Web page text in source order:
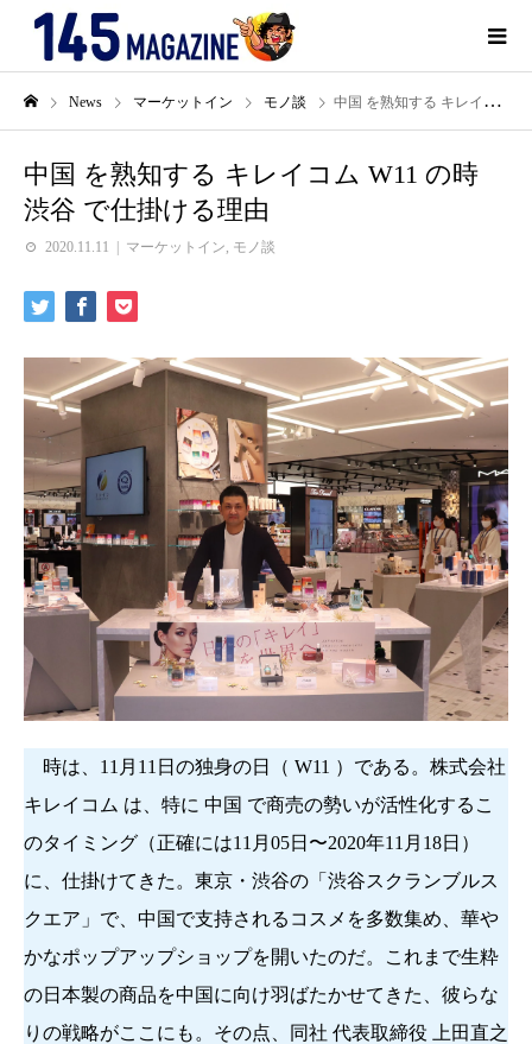
News マーケットイン モノ談 中国 を熟知する キレイコム W11 の時 渋谷 で仕掛ける理由
中国 を熟知する キレイコム W11 の時
渋谷 で仕掛ける理由
2020.11.11 マーケットイン モノ談
時は、11月11日の独身の日（ W11 ）である。株式会社
キレイコム は、特に 中国 で商売の勢いが活性化するこ
のタイミング（正確には11月05日〜2020年11月18日）
に、仕掛けてきた。東京・渋谷の「渋谷スクランブルス
クエア」で、中国で支持されるコスメを多数集め、華や
かなポップアップショップを開いたのだ。これまで生粋
の日本製の商品を中国に向け羽ばたかせてきた、彼らな
りの戦略がここにも。その点、同社 代表取締役 上田直之